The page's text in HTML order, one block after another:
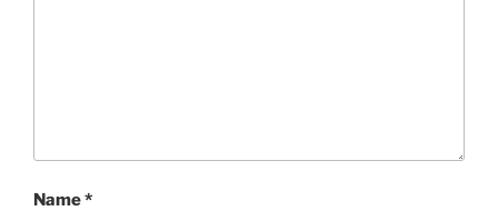
Name*